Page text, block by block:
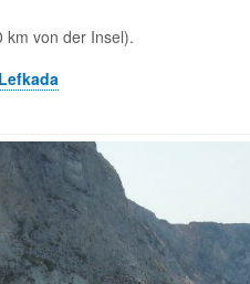
km von der Insel).